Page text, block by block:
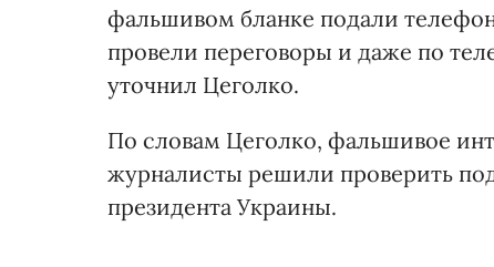
фальшивом бланке подали
провели переговоры и даже по
уточнил Цеголко.
По словам Цеголко, фальшивое
журналисты решили проверить
президента Украины.